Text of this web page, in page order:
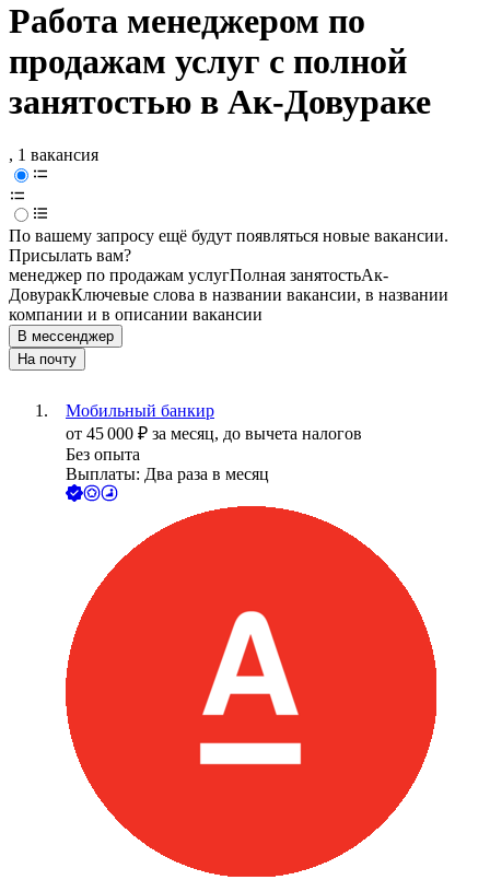
Работа менеджером по
продажам услуг с полной
занятостью в Ак-Довураке
, 1 вакансия
По вашему запросу ещё будут появляться новые вакансии.
Присылать вам?
менеджер по продажам услугПолная занятостьАк-
ДовуракКлючевые слова в названии вакансии, в названии
компании и в описании вакансии
В мессенджер
На почту
Мобильный банкир
от 45 000 ₽ за месяц, до вычета налогов
Без опыта
Выплаты: Два раза в месяц